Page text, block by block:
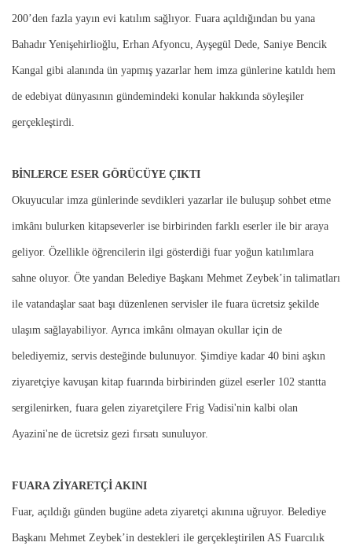
200’den fazla yayın evi katılım sağlıyor. Fuara açıldığından bu yana
Bahadır Yenişehirlioğlu, Erhan Afyoncu, Ayşegül Dede, Saniye Bencik
Kangal gibi alanında ün yapmış yazarlar hem imza günlerine katıldı hem
de edebiyat dünyasının gündemindeki konular hakkında söyleşiler
gerçekleştirdi.
BİNLERCE ESER GÖRÜCÜYE ÇIKTI
Okuyucular imza günlerinde sevdikleri yazarlar ile buluşup sohbet etme
imkânı bulurken kitapseverler ise birbirinden farklı eserler ile bir araya
geliyor. Özellikle öğrencilerin ilgi gösterdiği fuar yoğun katılımlara
sahne oluyor. Öte yandan Belediye Başkanı Mehmet Zeybek’in talimatları
ile vatandaşlar saat başı düzenlenen servisler ile fuara ücretsiz şekilde
ulaşım sağlayabiliyor. Ayrıca imkânı olmayan okullar için de
belediyemiz, servis desteğinde bulunuyor. Şimdiye kadar 40 bini aşkın
ziyaretçiye kavuşan kitap fuarında birbirinden güzel eserler 102 stantta
sergilenirken, fuara gelen ziyaretçilere Frig Vadisi'nin kalbi olan
Ayazini'ne de ücretsiz gezi fırsatı sunuluyor.
FUARA ZİYARETÇİ AKINI
Fuar, açıldığı günden bugüne adeta ziyaretçi akınına uğruyor. Belediye
Başkanı Mehmet Zeybek’in destekleri ile gerçekleştirilen AS Fuarcılık